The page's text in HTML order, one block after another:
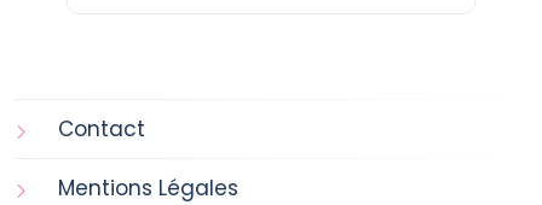
Contact
Mentions Légales